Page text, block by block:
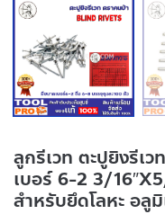
ลูกรีเวท ตะปูยิงรีเ
เบอร์ 6-2 3/
สำหรับยึดโลหะ อลู